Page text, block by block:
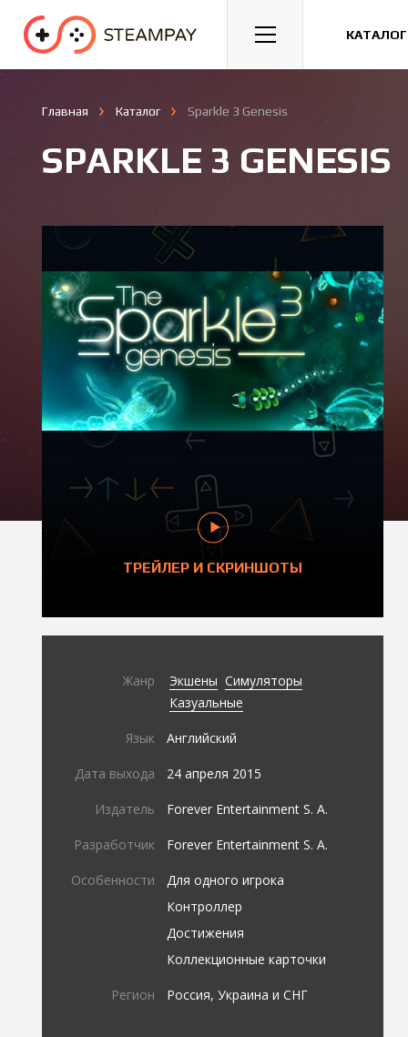
Спорт Гонки Казуальные
Главная Каталог Sparkle 3 Genesis
SPARKLE 3 GENESIS
ТРЕЙЛЕР И СКРИНШОТЫ
Жанр Экшены Симуляторы
Казуальные
Язык Английский
Дата выхода 24 апреля 2015
Издатель Forever Entertainment S. A.
Разработчик Forever Entertainment S. A.
Особенности
Для одного игрока
Контроллер
Достижения
Коллекционные карточки
Регион Россия, Украина и СНГ